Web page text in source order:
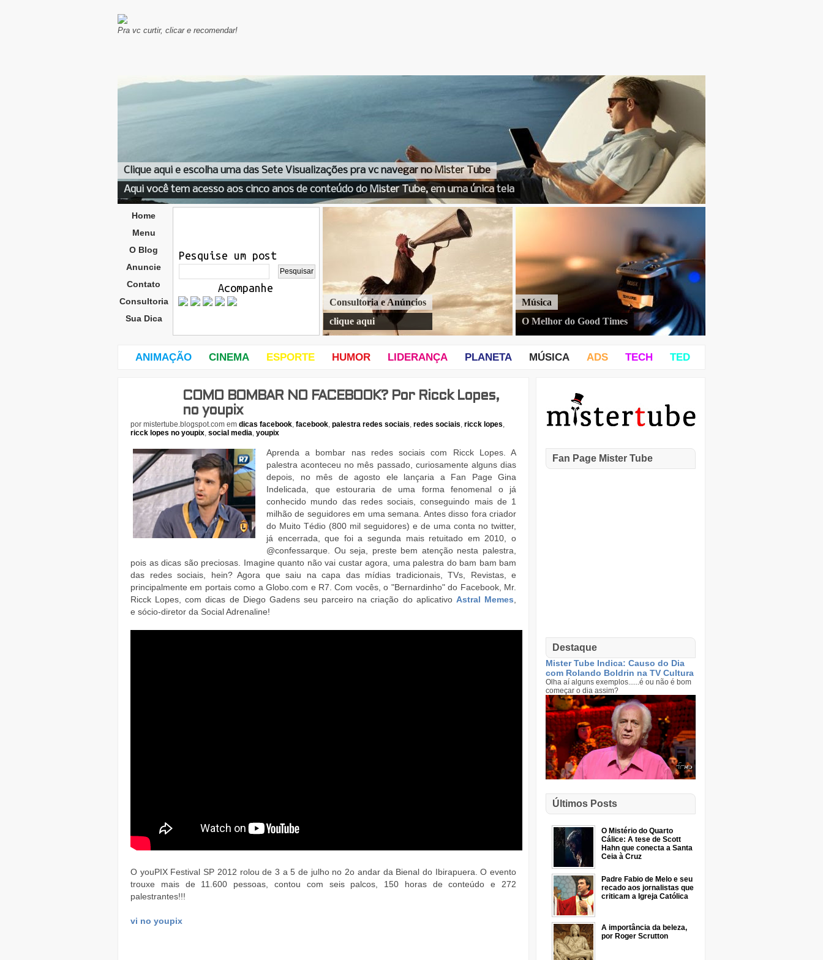
Pra vc curtir, clicar e recomendar!
Clique aqui e escolha uma das Sete Visualizações pra vc navegar no Mister Tube
Aqui você tem acesso aos cinco anos de conteúdo do Mister Tube, em uma única tela
Home
Menu
O Blog
Anuncie
Contato
Consultoria
Sua Dica
Pesquise um post
Acompanhe
Música
O Melhor do Good Times
Consultoria e Anúncios
clique aqui
ANIMAÇÃO CINEMA ESPORTE HUMOR LIDERANÇA PLANETA MÚSICA ADS TECH TED
a-
feira
27
de
COMO BOMBAR NO FACEBOOK? Por Ricck Lopes,
no youpix
por mistertube.blogspot.com em dicas facebook, facebook, palestra redes sociais, redes sociais, ricck lopes,
ricck lopes no youpix, social media, youpix
Aprenda a bombar nas redes sociais com Ricck Lopes. A
palestra aconteceu no mês passado, curiosamente alguns dias
depois, no mês de agosto ele lançaria a Fan Page Gina
Indelicada, que estouraria de uma forma fenomenal o já
conhecido mundo das redes sociais, conseguindo mais de 1
milhão de seguidores em uma semana. Antes disso fora criador
do Muito Tédio (800 mil seguidores) e de uma conta no twitter,
já encerrada, que foi a segunda mais retuitado em 2010, o
@confessarque. Ou seja, preste bem atenção nesta palestra,
pois as dicas são preciosas. Imagine quanto não vai custar agora, uma palestra do bam bam bam
das redes sociais, hein? Agora que saiu na capa das mídias tradicionais, TVs, Revistas, e
principalmente em portais como a Globo.com e R7. Com vocês, o "Bernardinho" do Facebook, Mr.
Ricck Lopes, com dicas de Diego Gadens seu parceiro na criação do aplicativo Astral Memes
e sócio-diretor da Social Adrenaline!
O youPIX Festival SP 2012 rolou de 3 a 5 de julho no 2o andar da Bienal do Ibirapuera. O evento
trouxe mais de 11.600 pessoas, contou com seis palcos, 150 horas de conteúdo e 272
palestrantes!!!
vi no youpix
Fan Page Mister Tube
Destaque
Mister Tube Indica: Causo do Dia
com Rolando Boldrin na TV Cultura
Olha aí alguns exemplos......é ou não é bom
começar o dia assim?
Últimos Posts
O Mistério do Quarto
Cálice: A tese de Scott
Hahn que conecta a Santa
Ceia à Cruz
Padre Fabio de Melo e seu
recado aos jornalistas que
criticam a Igreja Católica
A importância da beleza,
por Roger Scrutton